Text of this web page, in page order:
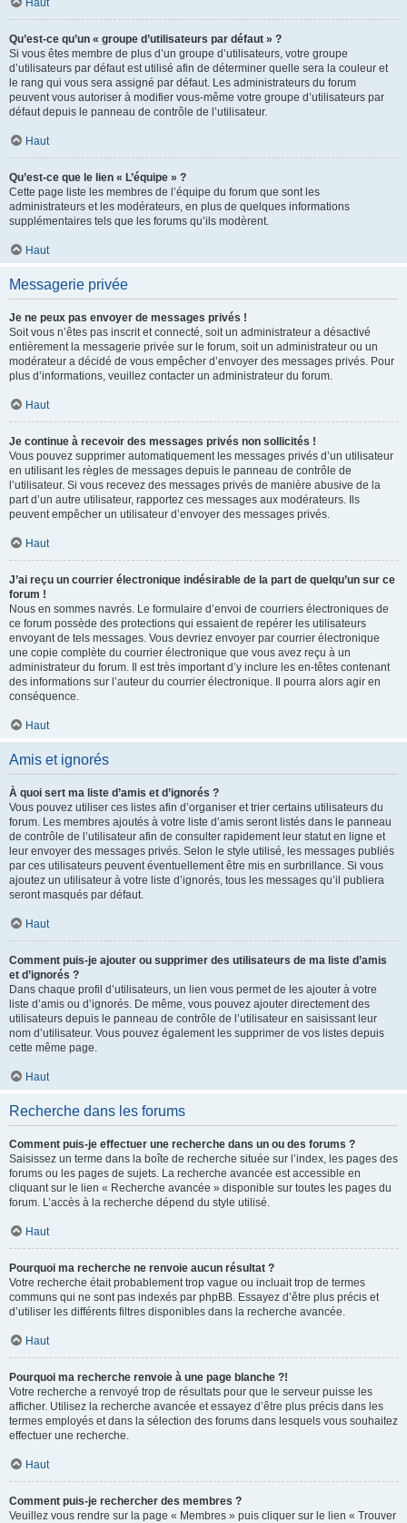
Haut
Qu’est-ce qu’un « groupe d’utilisateurs par défaut » ?
Si vous êtes membre de plus d’un groupe d’utilisateurs, votre groupe
d’utilisateurs par défaut est utilisé afin de déterminer quelle sera la couleur et
le rang qui vous sera assigné par défaut. Les administrateurs du forum
peuvent vous autoriser à modifier vous-même votre groupe d’utilisateurs par
défaut depuis le panneau de contrôle de l’utilisateur.
Haut
Qu’est-ce que le lien « L’équipe » ?
Cette page liste les membres de l’équipe du forum que sont les
administrateurs et les modérateurs, en plus de quelques informations
supplémentaires tels que les forums qu’ils modèrent.
Haut
Messagerie privée
Je ne peux pas envoyer de messages privés !
Soit vous n’êtes pas inscrit et connecté, soit un administrateur a désactivé
entièrement la messagerie privée sur le forum, soit un administrateur ou un
modérateur a décidé de vous empêcher d’envoyer des messages privés. Pour
plus d’informations, veuillez contacter un administrateur du forum.
Haut
Je continue à recevoir des messages privés non sollicités !
Vous pouvez supprimer automatiquement les messages privés d’un utilisateur
en utilisant les règles de messages depuis le panneau de contrôle de
l’utilisateur. Si vous recevez des messages privés de manière abusive de la
part d’un autre utilisateur, rapportez ces messages aux modérateurs. Ils
peuvent empêcher un utilisateur d’envoyer des messages privés.
Haut
J’ai reçu un courrier électronique indésirable de la part de quelqu’un sur ce
forum !
Nous en sommes navrés. Le formulaire d’envoi de courriers électroniques de
ce forum possède des protections qui essaient de repérer les utilisateurs
envoyant de tels messages. Vous devriez envoyer par courrier électronique
une copie complète du courrier électronique que vous avez reçu à un
administrateur du forum. Il est très important d’y inclure les en-têtes contenant
des informations sur l’auteur du courrier électronique. Il pourra alors agir en
conséquence.
Haut
Amis et ignorés
À quoi sert ma liste d’amis et d’ignorés ?
Vous pouvez utiliser ces listes afin d’organiser et trier certains utilisateurs du
forum. Les membres ajoutés à votre liste d’amis seront listés dans le panneau
de contrôle de l’utilisateur afin de consulter rapidement leur statut en ligne et
leur envoyer des messages privés. Selon le style utilisé, les messages publiés
par ces utilisateurs peuvent éventuellement être mis en surbrillance. Si vous
ajoutez un utilisateur à votre liste d’ignorés, tous les messages qu’il publiera
seront masqués par défaut.
Haut
Comment puis-je ajouter ou supprimer des utilisateurs de ma liste d’amis
et d’ignorés ?
Dans chaque profil d’utilisateurs, un lien vous permet de les ajouter à votre
liste d’amis ou d’ignorés. De même, vous pouvez ajouter directement des
utilisateurs depuis le panneau de contrôle de l’utilisateur en saisissant leur
nom d’utilisateur. Vous pouvez également les supprimer de vos listes depuis
cette même page.
Haut
Recherche dans les forums
Comment puis-je effectuer une recherche dans un ou des forums ?
Saisissez un terme dans la boîte de recherche située sur l’index, les pages des
forums ou les pages de sujets. La recherche avancée est accessible en
cliquant sur le lien « Recherche avancée » disponible sur toutes les pages du
forum. L’accès à la recherche dépend du style utilisé.
Haut
Pourquoi ma recherche ne renvoie aucun résultat ?
Votre recherche était probablement trop vague ou incluait trop de termes
communs qui ne sont pas indexés par phpBB. Essayez d’être plus précis et
d’utiliser les différents filtres disponibles dans la recherche avancée.
Haut
Pourquoi ma recherche renvoie à une page blanche ?!
Votre recherche a renvoyé trop de résultats pour que le serveur puisse les
afficher. Utilisez la recherche avancée et essayez d’être plus précis dans les
termes employés et dans la sélection des forums dans lesquels vous souhaitez
effectuer une recherche.
Haut
Comment puis-je rechercher des membres ?
Veuillez vous rendre sur la page « Membres » puis cliquer sur le lien « Trouver